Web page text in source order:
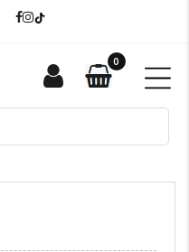
0